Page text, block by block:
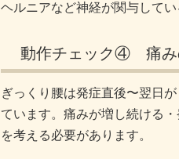
ヘルニアなど神経が関与して
動作チェック④ 痛み
ぎっくり腰は発症直後〜翌日
ています。痛みが増し続ける
を考える必要があります。